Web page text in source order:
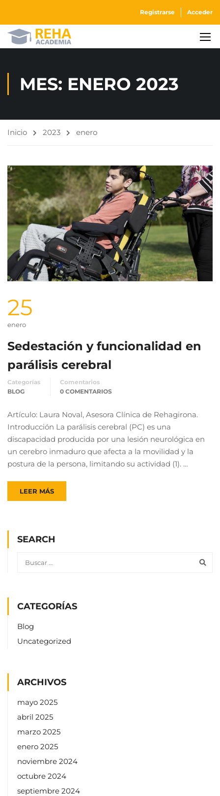
Registrarse Acceder
MES: ENERO 2023
Inicio 2023 enero
25
enero
Sedestación y funcionalidad en
parálisis cerebral
Categorías
BLOG
Comentarios
0 COMENTARIOS
Artículo: Laura Noval, Asesora Clínica de Rehagirona.
Introducción La parálisis cerebral (PC) es una
discapacidad producida por una lesión neurológica en
un cerebro inmaduro que afecta a la movilidad y la
postura de la persona, limitando su actividad (1). …
LEER MÁS
SEARCH
CATEGORÍAS
Blog
Uncategorized
ARCHIVOS
mayo 2025
abril 2025
marzo 2025
enero 2025
noviembre 2024
octubre 2024
septiembre 2024